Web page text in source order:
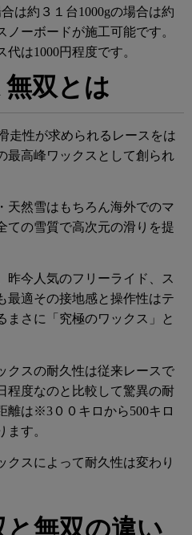
は約３１台1000gの場合は約
ノーボードが施工可能です。
代は1000円程度です。
無双とは
走性が求められるレースをは
最高峰ワックスとして創られ
天然雪はもちろん海外でのマ
ての雪質で高次元の滑りを提
昨今人気のフリーライド、ス
最適その接地感と操作性はテ
まさに「究極のワックス」と
クスの耐久性は従来レースで
程度なのと比較して驚異の耐
離は※3００キロから500キロ
す。
スによって耐久性は変わり
と無双の違い